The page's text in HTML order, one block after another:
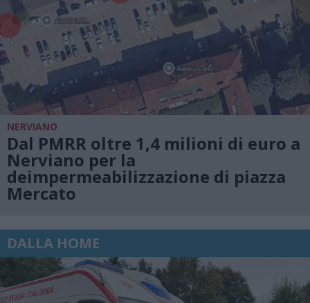
NERVIANO
Dal PMRR oltre 1,4 milioni di euro a
Nerviano per la
deimpermeabilizzazione di piazza
Mercato
DALLA HOME